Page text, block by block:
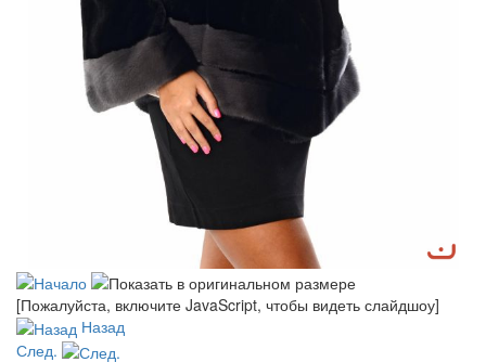
[Пожалуйста, включите JavaScript, чтобы видеть слайдшоу]
Назад
След.